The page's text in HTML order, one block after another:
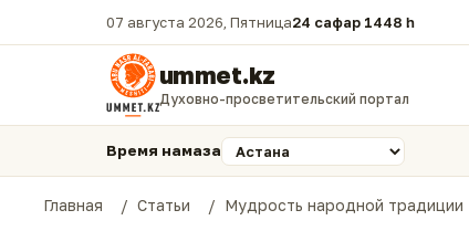
07 августа 2026, Пятница24 сафар 1448 һ.
ummet.kz
Духовно-просветительский портал
Время намаза
Главная Статьи Мудрость народной традиции